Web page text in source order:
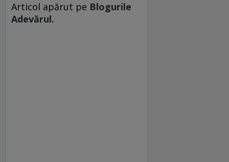
Articol apărut pe Blogurile
Adevărul.